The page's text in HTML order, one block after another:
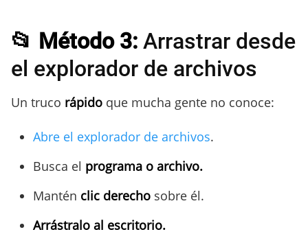
📂 Método 3: Arrastrar desde
el explorador de archivos
Un truco rápido que mucha gente no conoce:
Abre el explorador de archivos.
Busca el programa o archivo.
Mantén clic derecho sobre él.
Arrástralo al escritorio.